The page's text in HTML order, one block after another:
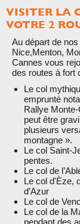
VISITER LA
VOTRE 2
Au départ de
Nice,Menton,
Cannes vous
des routes à fort
Le col
emprunté
Rallye
peut être
plusieurs
montagne ».
Le col Saint-
pentes.
Le col de
Le col d'Èze,
d’Azur
Le col de
Le col de la
pendant des